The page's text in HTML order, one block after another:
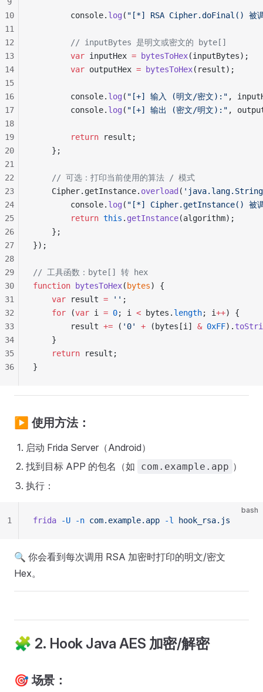
        console.
log ( "[*] RSA Cipher.doFinal() 被
        // inputBytes 是明文或密文的 byte[]
        var
inputHex = bytesToHex(inputBytes);
        var
outputHex = bytesToHex(result);
        console.
log ( "[+] 输入 (明文/密文):" ,
        console.
log ( "[+] 输出 (密文/明文):" ,
        return
result;
    };
    // 可选：打印当前使用的算法 / 模式
    Cipher.getInstance.
overload (
        console.
log ( "[*] Cipher.getInstance() 被调
        return
this . getInstance(algorithm);
    };
});
// 工具函数：byte[] 转 hex
function bytesToHex( bytes) {
    var
result = '' ;
    for
(var i = 0; i < bytes. length; i++) {
        result
+= ( '0' + (bytes[i] & 0xFF).
    }
    return
result;
}
10
11
12
13
14
15
16
17
18
19
20
21
22
23
24
25
26
27
28
29
30
31
32
33
34
35
36
▶️ 使用方法：
启动 Frida Server（Android）
找到目标 APP 的包名（如
com.example.app ）
执行：
bash
frida -U -n com.example.app -l hook_rsa.js
1
🔍 你会看到每次调用 RSA 加密时打印的明文/密文
Hex。
🧩 2. Hook Java AES 加密/解密
🎯 场景：